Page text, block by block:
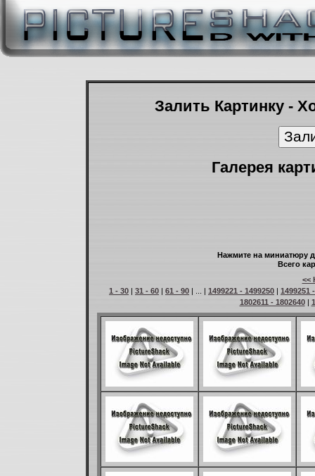
Залить Картинку -
Галерея
Нажмите на миниатюру
Всего
<<
1 - 30 | 31 - 60 | 61 - 90 | ... | 1499221 - 1499250 | 1499251
1802611 - 1802640|